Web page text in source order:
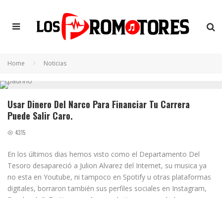
Home Noticias
Usar Dinero Del Narco Para Financiar Tu Carrera
Puede Salir Caro.
4315
En los últimos dias hemos visto como el Departamento Del
Tesoro desapareció a Julion Alvarez del Internet, su musica ya
no esta en Youtube, ni tampoco en Spotify u otras plataformas
digitales, borraron también sus perfiles sociales en Instagram,